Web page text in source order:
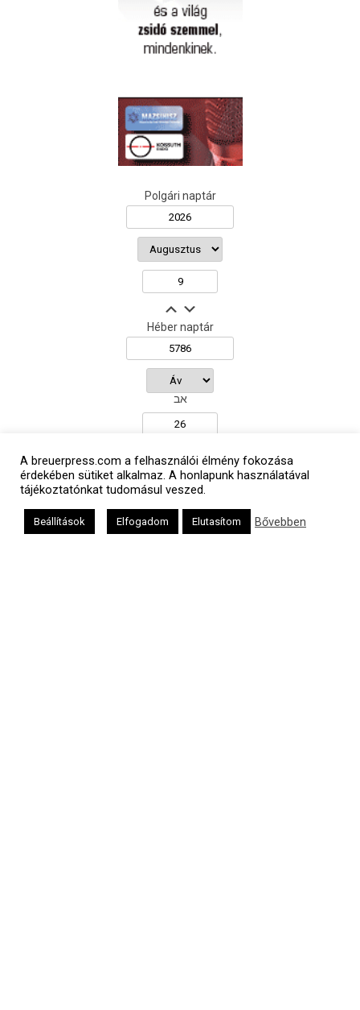
Polgári naptár
Héber naptár
אב
Oldalunkat a Mazsök támogatja
A breuerpress.com a felhasználói élmény fokozása
érdekében sütiket alkalmaz. A honlapunk használatával
tájékoztatónkat tudomásul veszed.
Beállítások Elfogadom Elutasítom Bővebben